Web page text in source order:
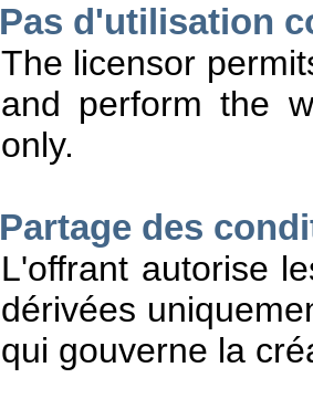
Pas d'utilisation
The licensor
and perform the
only.
Partage des
L'offrant autorise
dérivées
qui gouverne la